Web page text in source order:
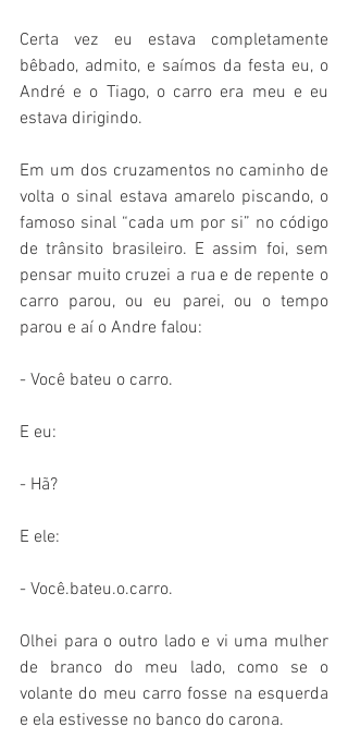
Certa vez eu estava completamente
bêbado, admito, e saímos da festa eu, o
André e o Tiago, o carro era meu e eu
estava dirigindo.
Em um dos cruzamentos no caminho de
volta o sinal estava amarelo piscando, o
famoso sinal “cada um por si” no código
de trânsito brasileiro. E assim foi, sem
pensar muito cruzei a rua e de repente o
carro parou, ou eu parei, ou o tempo
parou e aí o Andre falou:
- Você bateu o carro.
E eu:
- Hã?
E ele:
- Você.bateu.o.carro.
Olhei para o outro lado e vi uma mulher
de branco do meu lado, como se o
volante do meu carro fosse na esquerda
e ela estivesse no banco do carona.